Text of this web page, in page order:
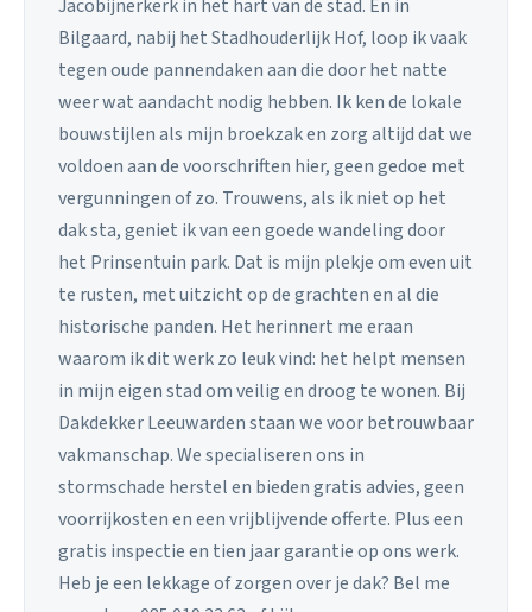
Jacobijnerkerk in het hart van de stad. En in
Bilgaard, nabij het Stadhouderlijk Hof, loop ik vaak
tegen oude pannendaken aan die door het natte
weer wat aandacht nodig hebben. Ik ken de lokale
bouwstijlen als mijn broekzak en zorg altijd dat we
voldoen aan de voorschriften hier, geen gedoe met
vergunningen of zo. Trouwens, als ik niet op het
dak sta, geniet ik van een goede wandeling door
het Prinsentuin park. Dat is mijn plekje om even uit
te rusten, met uitzicht op de grachten en al die
historische panden. Het herinnert me eraan
waarom ik dit werk zo leuk vind: het helpt mensen
in mijn eigen stad om veilig en droog te wonen. Bij
Dakdekker Leeuwarden staan we voor betrouwbaar
vakmanschap. We specialiseren ons in
stormschade herstel en bieden gratis advies, geen
voorrijkosten en een vrijblijvende offerte. Plus een
gratis inspectie en tien jaar garantie op ons werk.
Heb je een lekkage of zorgen over je dak? Bel me